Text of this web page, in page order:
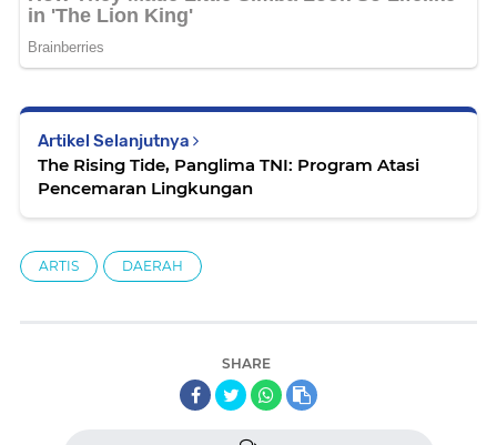
Artikel Selanjutnya
The Rising Tide, Panglima TNI: Program Atasi
Pencemaran Lingkungan
ARTIS DAERAH
SHARE